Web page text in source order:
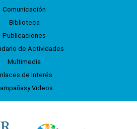
Comunicación
Biblioteca
Publicaciones
de Actividades
Multimedia
de Interés
Videos